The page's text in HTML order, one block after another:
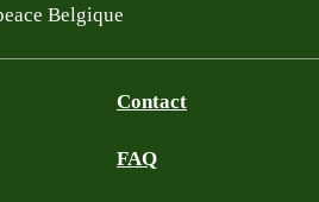
Belgique
Contact
FAQ